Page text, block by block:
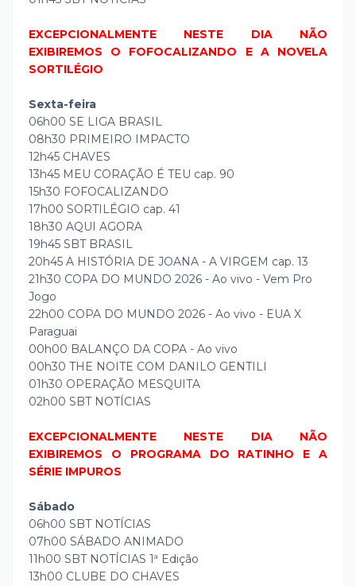
EXCEPCIONALMENTE NESTE DIA NÃO
EXIBIREMOS O FOFOCALIZANDO E A NOVELA
SORTILÉGIO
Sexta-feira
06h00 SE LIGA BRASIL
08h30 PRIMEIRO IMPACTO
12h45 CHAVES
13h45 MEU CORAÇÃO É TEU cap. 90
15h30 FOFOCALIZANDO
17h00 SORTILÉGIO cap. 41
18h30 AQUI AGORA
19h45 SBT BRASIL
20h45 A HISTÓRIA DE JOANA - A VIRGEM cap. 13
21h30 COPA DO MUNDO 2026 - Ao vivo - Vem Pro
Jogo
22h00 COPA DO MUNDO 2026 - Ao vivo - EUA X
Paraguai
00h00 BALANÇO DA COPA - Ao vivo
00h30 THE NOITE COM DANILO GENTILI
01h30 OPERAÇÃO MESQUITA
02h00 SBT NOTÍCIAS
EXCEPCIONALMENTE NESTE DIA NÃO
EXIBIREMOS O PROGRAMA DO RATINHO E A
SÉRIE IMPUROS
Sábado
06h00 SBT NOTÍCIAS
07h00 SÁBADO ANIMADO
11h00 SBT NOTÍCIAS 1ª Edição
13h00 CLUBE DO CHAVES